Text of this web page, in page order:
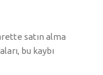
satın alma
bu kaybı